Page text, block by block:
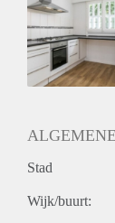
Stad
Wijk/buurt: